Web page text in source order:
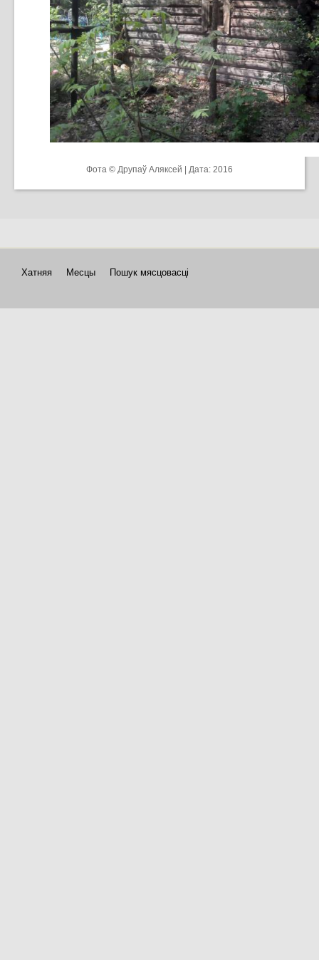
Фота © Друпаў Аляксей | Дата: 2016
Хатняя Месцы Пошук мясцовасці